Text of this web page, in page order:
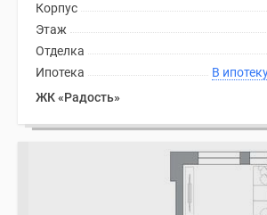
Корпус
Этаж
Отделка
Ипотека
ЖК «Радость»